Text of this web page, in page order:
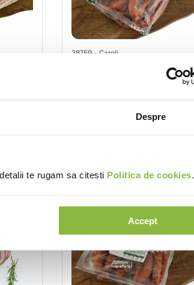
Despre
te rugam sa citesti Politica de cookies.
Accept
38759 Caroli
Carnati de gratar 50g/buc